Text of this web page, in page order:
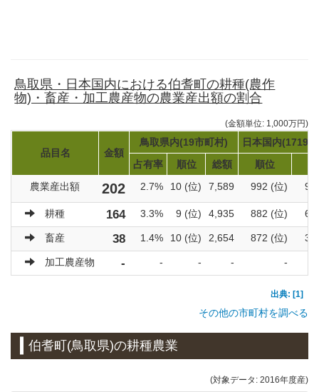
鳥取県・日本国内における伯耆町の耕種(農作
物)・畜産・加工農産物の農業産出額の割合
(金額単位: 1,000万円)
品目名 金額
鳥取県内(19市町村)
日本国内(1719
占有率
順位 総額 順位
農業産出額
202 2.7% 10 (位) 7,589 992 (位)
耕種 164 3.3% 9 (位) 4,935 882 (位)
畜産 38 1.4% 10 (位) 2,654 872 (位)
加工農産物 - - - - -
出典: [1]
その他の市町村を調べる
伯耆町(鳥取県)の耕種農業
(対象データ: 2016年度産)